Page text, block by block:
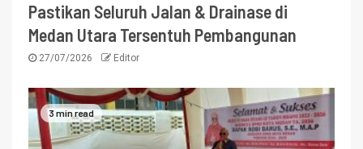
Pastikan Seluruh Jalan & Drainase di
Medan Utara Tersentuh Pembangunan
27/07/2026 Editor
3 min read